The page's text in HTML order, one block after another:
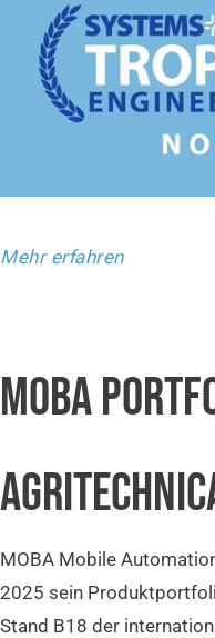
Mehr erfahren
MOBA
MOBA Mobile
2025 sein
Stand B18 der